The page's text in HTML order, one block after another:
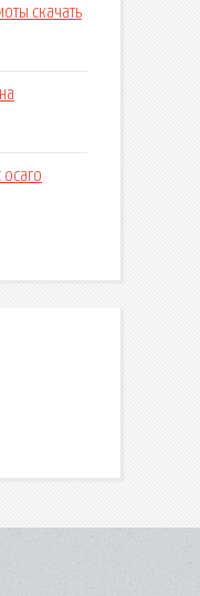
скачать